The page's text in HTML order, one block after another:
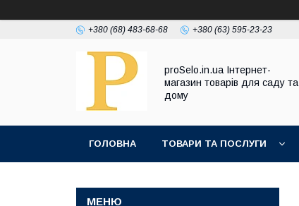
+380 (68) 483-68-68 +380 (63) 595-23-23
proSelo.in.ua Інтернет-
магазин товарів для саду та
дому
ГОЛОВНА ТОВАРИ ТА ПОСЛУГИ